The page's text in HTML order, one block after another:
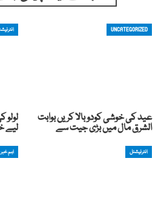
UNCATEGORIZED
عید کی خوشی کودوبالا کریں بوابت
الشرق مال میں بڑی جیت سے لیے
انٹرنیشنل اہم